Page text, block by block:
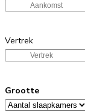
Vertrek
Grootte